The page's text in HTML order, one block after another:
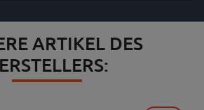
ARTIKEL DES